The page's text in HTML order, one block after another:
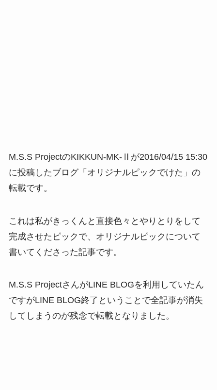
M.S.S ProjectのKIKKUN-MK-Ⅱが2016/04/15 15:30
に投稿したブログ「オリジナルピックでけた」の
転載です。
これは私がきっくんと直接色々とやりとりをして
完成させたピックで、オリジナルピックについて
書いてくださった記事です。
M.S.S ProjectさんがLINE BLOGを利用していたん
ですがLINE BLOG終了ということで全記事が消失
してしまうのが残念で転載となりました。